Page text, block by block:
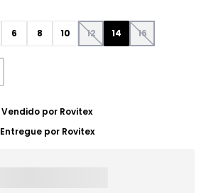
6 8 10 12 14 16
Vendido por Rovitex
Entregue por Rovitex